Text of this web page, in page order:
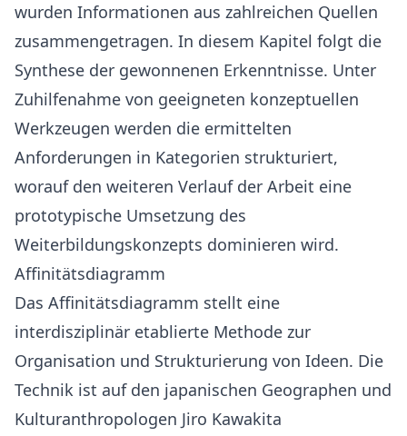
wurden Informationen aus zahlreichen Quellen
zusammengetragen. In diesem Kapitel folgt die
Synthese der gewonnenen Erkenntnisse. Unter
Zuhilfenahme von geeigneten konzeptuellen
Werkzeugen werden die ermittelten
Anforderungen in Kategorien strukturiert,
worauf den weiteren Verlauf der Arbeit eine
prototypische Umsetzung des
Weiterbildungskonzepts dominieren wird.
Affinitätsdiagramm
Das Affinitätsdiagramm stellt eine
interdisziplinär etablierte Methode zur
Organisation und Strukturierung von Ideen. Die
Technik ist auf den japanischen Geographen und
Kulturanthropologen Jiro Kawakita